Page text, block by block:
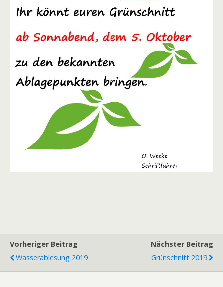
Vorheriger Beitrag
Wasserablesung 2019
Nächster Beitrag
Grünschnitt 2019